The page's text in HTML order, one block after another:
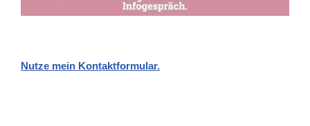
Nutze mein Kontaktformular.